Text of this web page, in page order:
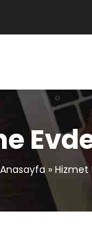
Anasayfa» Hizmet